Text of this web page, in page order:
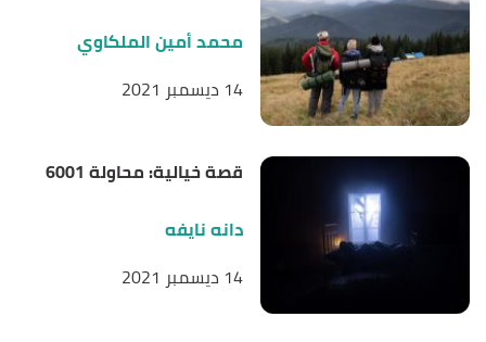
محمد أمين الملكاوي
14 ديسمبر 2021
قصة خيالية: محاولة 6001
دانه نايفه
14 ديسمبر 2021